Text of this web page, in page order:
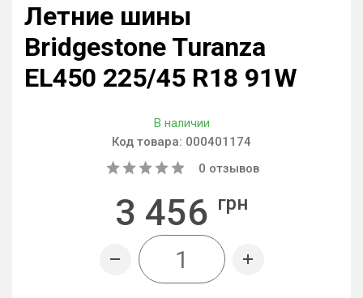
Летние шины
Bridgestone Turanza
EL450 225/45 R18 91W
В наличии
Код товара: 000401174
0 отзывов
3 456 грн